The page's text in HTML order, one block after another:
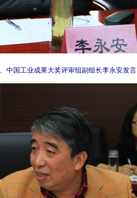
中国工业成果大奖评审组副组长李永安发言